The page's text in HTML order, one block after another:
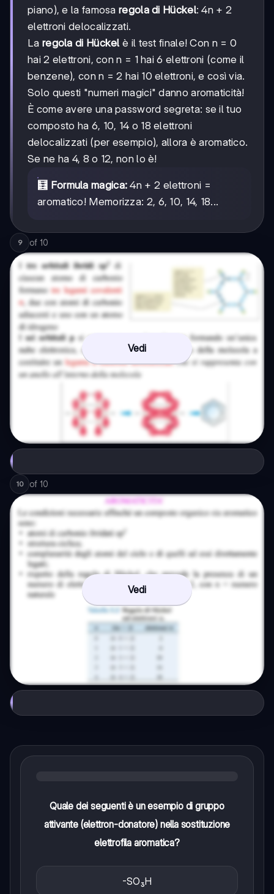
piano), e la famosaregola di Hückel: 4n + 2
elettroni delocalizzati.
La regola di Hückel è il test finale! Con n = 0
hai 2 elettroni, con n = 1 hai 6 elettroni (come il
benzene), con n = 2 hai 10 elettroni, e così via.
Solo questi "numeri magici" danno aromaticità!
È come avere una password segreta: se il tuo
composto ha 6, 10, 14 o 18 elettroni
delocalizzati (per esempio), allora è aromatico.
Se ne ha 4, 8 o 12, non lo è!
🧮 Formula magica: 4n + 2 elettroni =
aromatico! Memorizza: 2, 6, 10, 14, 18...
9 of 10
Vedi
10 of 10
Vedi
Quale dei seguenti è un esempio di gruppo
attivante (elettron-donatore) nella sostituzione
elettrofila aromatica?
-SO₃H